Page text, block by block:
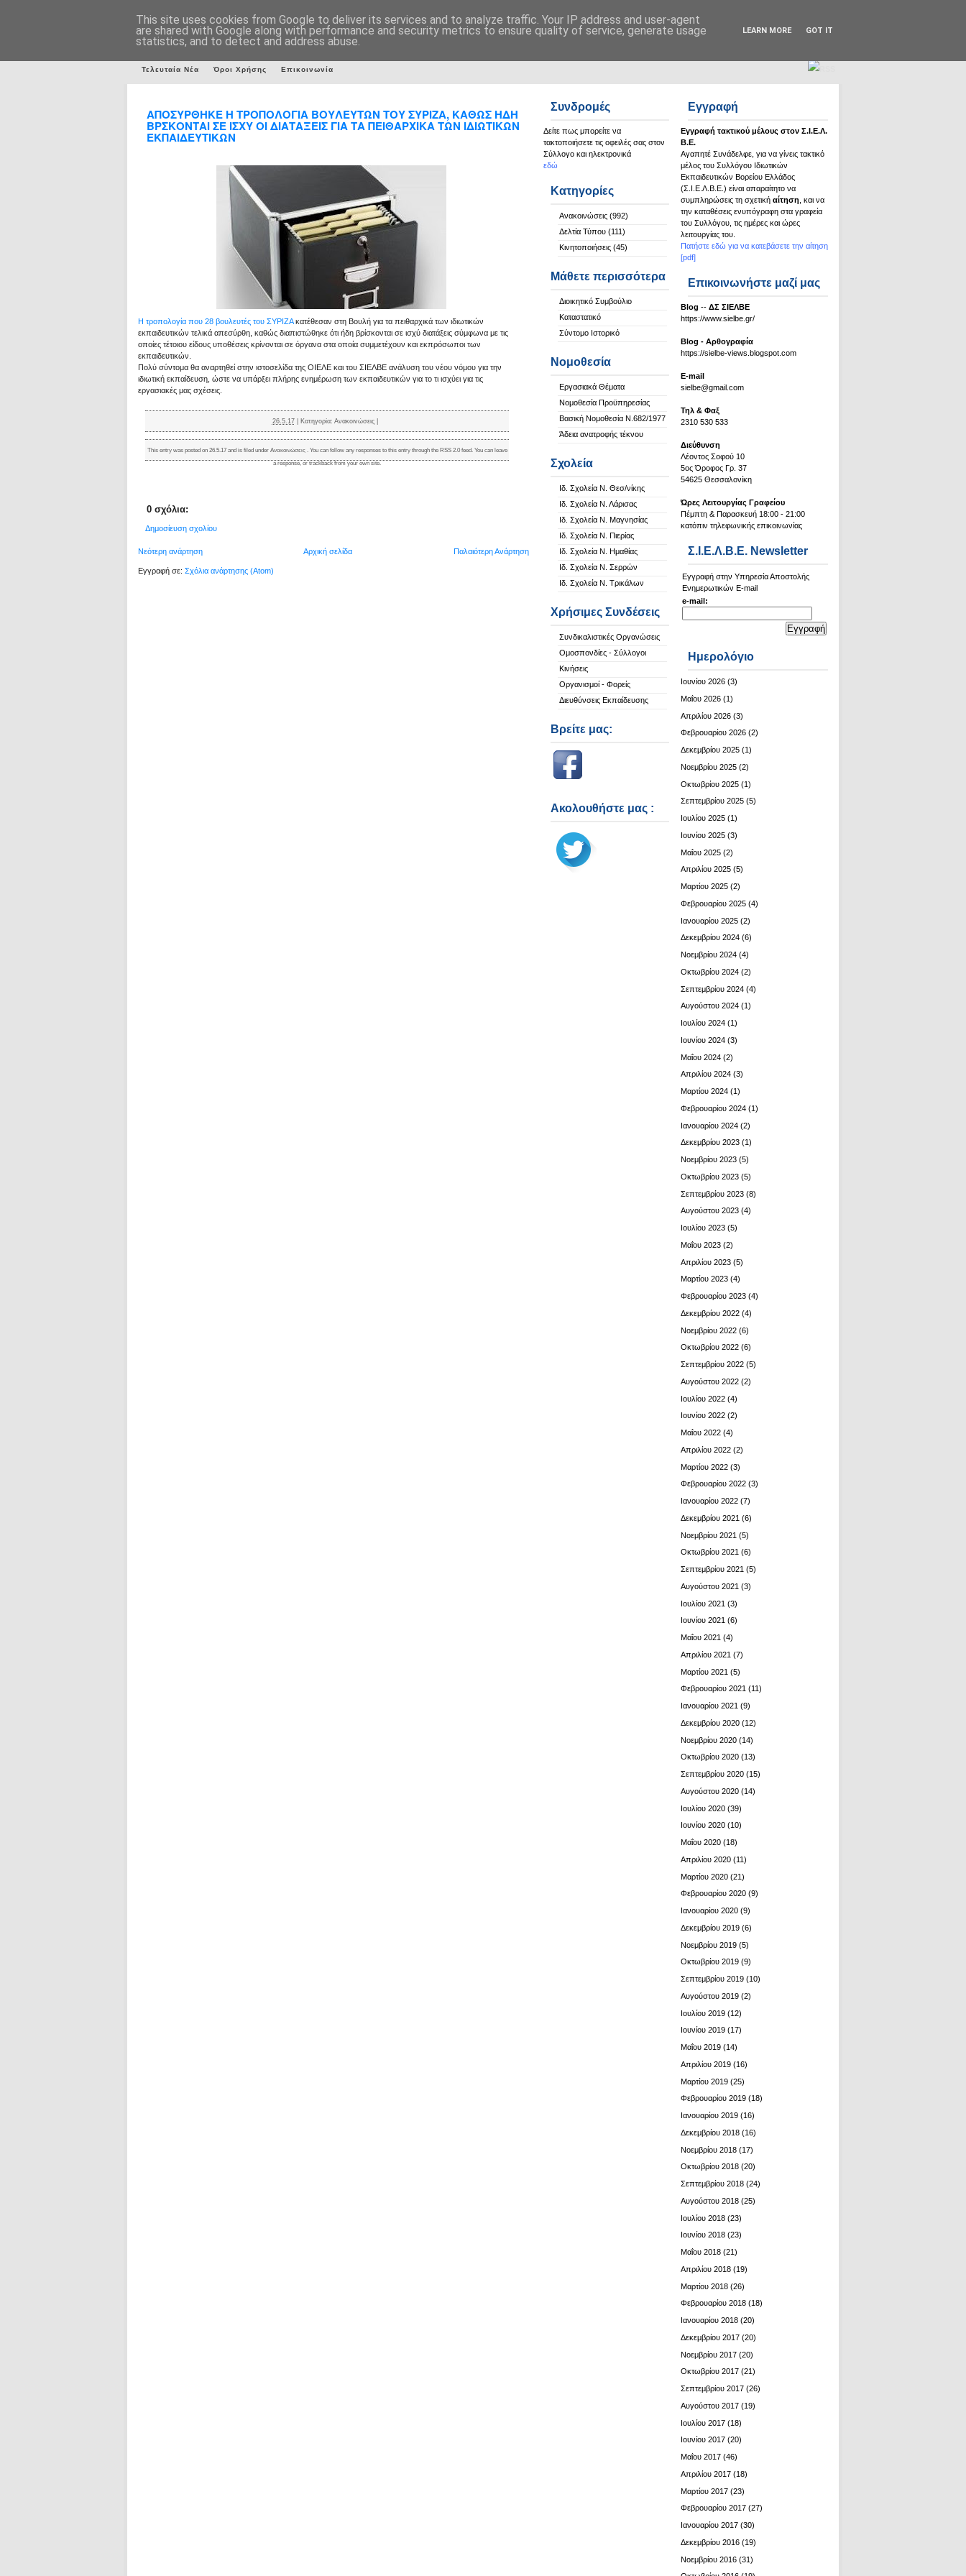
Σ.Ι.Ε.Λ.Β.Ε.
Τελευταία Νέα Όροι Χρήσης Επικοινωνία
Εγγραφή
Εγγραφή τακτικού μέλους στον Σ.Ι.Ε.Λ.
Β.Ε.
Αγαπητέ Συνάδελφε, για να γίνεις τακτικό
μέλος του Συλλόγου Ιδιωτικών
Εκπαιδευτικών Βορείου Ελλάδος
(Σ.Ι.Ε.Λ.Β.Ε.) είναι απαραίτητο να
συμπληρώσεις τη σχετική αίτηση , και να
την καταθέσεις ενυπόγραφη στα γραφεία
του Συλλόγου, τις ημέρες και ώρες
λειτουργίας του.
Πατήστε εδώ για να κατεβάσετε την αίτηση
[pdf]
Επικοινωνήστε μαζί μας
Βlog -- ΔΣ ΣΙΕΛΒΕ
https://www.sielbe.gr/
Blog - Αρθογραφία
https://sielbe-views.blogspot.com
Ε-mail
sielbe@gmail.com
Τηλ & Φαξ
2310 530 533
Διεύθυνση
Λέοντος Σοφού 10
5ος Όροφος Γρ. 37
54625 Θεσσαλονίκη
Ώρες Λειτουργίας Γραφείου
Πέμπτη & Παρασκευή 18:00 - 21:00
κατόπιν τηλεφωνικής επικοινωνίας
Σ.Ι.Ε.Λ.Β.Ε. Newsletter
Εγγραφή στην Υπηρεσία Αποστολής
Ενημερωτικών E-mail
e-mail:
Ημερολόγιο
Ιουνίου 2026 (3)
Μαΐου 2026 (1)
Απριλίου 2026 (3)
Φεβρουαρίου 2026 (2)
Δεκεμβρίου 2025 (1)
Νοεμβρίου 2025 (2)
Οκτωβρίου 2025 (1)
Σεπτεμβρίου 2025 (5)
Ιουλίου 2025 (1)
Ιουνίου 2025 (3)
Μαΐου 2025 (2)
Απριλίου 2025 (5)
Μαρτίου 2025 (2)
Φεβρουαρίου 2025 (4)
Ιανουαρίου 2025 (2)
Δεκεμβρίου 2024 (6)
Νοεμβρίου 2024 (4)
Οκτωβρίου 2024 (2)
Σεπτεμβρίου 2024 (4)
Αυγούστου 2024 (1)
Ιουλίου 2024 (1)
Ιουνίου 2024 (3)
Μαΐου 2024 (2)
Απριλίου 2024 (3)
Μαρτίου 2024 (1)
Φεβρουαρίου 2024 (1)
Ιανουαρίου 2024 (2)
Δεκεμβρίου 2023 (1)
Νοεμβρίου 2023 (5)
Οκτωβρίου 2023 (5)
Σεπτεμβρίου 2023 (8)
Αυγούστου 2023 (4)
Ιουλίου 2023 (5)
Μαΐου 2023 (2)
Απριλίου 2023 (5)
Μαρτίου 2023 (4)
Φεβρουαρίου 2023 (4)
Δεκεμβρίου 2022 (4)
Νοεμβρίου 2022 (6)
Οκτωβρίου 2022 (6)
Σεπτεμβρίου 2022 (5)
Αυγούστου 2022 (2)
Ιουλίου 2022 (4)
Ιουνίου 2022 (2)
Μαΐου 2022 (4)
Απριλίου 2022 (2)
Μαρτίου 2022 (3)
Φεβρουαρίου 2022 (3)
Ιανουαρίου 2022 (7)
Δεκεμβρίου 2021 (6)
Νοεμβρίου 2021 (5)
Οκτωβρίου 2021 (6)
Σεπτεμβρίου 2021 (5)
Αυγούστου 2021 (3)
Ιουλίου 2021 (3)
Ιουνίου 2021 (6)
Μαΐου 2021 (4)
Απριλίου 2021 (7)
Μαρτίου 2021 (5)
Φεβρουαρίου 2021 (11)
Ιανουαρίου 2021 (9)
Δεκεμβρίου 2020 (12)
Νοεμβρίου 2020 (14)
Οκτωβρίου 2020 (13)
Σεπτεμβρίου 2020 (15)
Αυγούστου 2020 (14)
Ιουλίου 2020 (39)
Ιουνίου 2020 (10)
Μαΐου 2020 (18)
Απριλίου 2020 (11)
Μαρτίου 2020 (21)
Φεβρουαρίου 2020 (9)
Ιανουαρίου 2020 (9)
Δεκεμβρίου 2019 (6)
Νοεμβρίου 2019 (5)
Οκτωβρίου 2019 (9)
Σεπτεμβρίου 2019 (10)
Αυγούστου 2019 (2)
Ιουλίου 2019 (12)
Ιουνίου 2019 (17)
Μαΐου 2019 (14)
Απριλίου 2019 (16)
Μαρτίου 2019 (25)
Φεβρουαρίου 2019 (18)
Ιανουαρίου 2019 (16)
Δεκεμβρίου 2018 (16)
Νοεμβρίου 2018 (17)
Οκτωβρίου 2018 (20)
Σεπτεμβρίου 2018 (24)
Αυγούστου 2018 (25)
Ιουλίου 2018 (23)
Ιουνίου 2018 (23)
Μαΐου 2018 (21)
Απριλίου 2018 (19)
Μαρτίου 2018 (26)
Φεβρουαρίου 2018 (18)
Ιανουαρίου 2018 (20)
Δεκεμβρίου 2017 (20)
Νοεμβρίου 2017 (20)
Οκτωβρίου 2017 (21)
Σεπτεμβρίου 2017 (26)
Αυγούστου 2017 (19)
Ιουλίου 2017 (18)
Ιουνίου 2017 (20)
Μαΐου 2017 (46)
Απριλίου 2017 (18)
Μαρτίου 2017 (23)
Φεβρουαρίου 2017 (27)
Ιανουαρίου 2017 (30)
Δεκεμβρίου 2016 (19)
Νοεμβρίου 2016 (31)
Συνδρομές
Δείτε πως μπορείτε να
τακτοποιήσετε τις οφειλές σας στον
Σύλλογο και ηλεκτρονικά
εδώ
Κατηγορίες
Ανακοινώσεις (992)
Δελτία Τύπου (111)
Κινητοποιήσεις (45)
Μάθετε περισσότερα
Διοικητικό Συμβούλιο
Καταστατικό
Σύντομο Ιστορικό
Νομοθεσία
Εργασιακά Θέματα
Νομοθεσία Προϋπηρεσίας
Βασική Νομοθεσία Ν.682/1977
Άδεια ανατροφής τέκνου
Σχολεία
Ιδ. Σχολεία Ν. Θεσ/νίκης
Ιδ. Σχολεία Ν. Λάρισας
Ιδ. Σχολεία Ν. Μαγνησίας
Ιδ. Σχολεία Ν. Πιερίας
Ιδ. Σχολεία Ν. Ημαθίας
Ιδ. Σχολεία Ν. Σερρών
Ιδ. Σχολεία Ν. Τρικάλων
Χρήσιμες Συνδέσεις
Συνδικαλιστικές Οργανώσεις
Ομοσπονδίες - Σύλλογοι
Κινήσεις
Οργανισμοί - Φορείς
Διευθύνσεις Εκπαίδευσης
Βρείτε μας:
Ακολουθήστε μας :
ΑΠΟΣΥΡΘΗΚΕ Η ΤΡΟΠΟΛΟΓΙΑ ΒΟΥΛΕΥΤΩΝ ΤΟΥ ΣΥΡΙΖΑ, ΚΑΘΩΣ ΗΔΗ
ΒΡΣΚΟΝΤΑΙ ΣΕ ΙΣΧΥ ΟΙ ΔΙΑΤΑΞΕΙΣ ΓΙΑ ΤΑ ΠΕΙΘΑΡΧΙΚΑ ΤΩΝ ΙΔΙΩΤΙΚΩΝ
ΕΚΠΑΙΔΕΥΤΙΚΩΝ
Η τροπολογία που 28 βουλευτές του ΣΥΡΙΖΑκατέθεσαν στη Βουλή για τα πειθαρχικά των ιδιωτικών
εκπαιδευτικών τελικά απεσύρθη, καθώς διαπιστώθηκε ότι ήδη βρίσκονται σε ισχύ διατάξεις σύμφωνα με τις
οποίες τέτοιου είδους υποθέσεις κρίνονται σε όργανα στα οποία συμμετέχουν και εκπρόσωποι των
εκπαιδευτικών.
Πολύ σύντομα θα αναρτηθεί στην ιστοσελίδα της ΟΙΕΛΕ και του ΣΙΕΛΒΕ ανάλυση του νέου νόμου για την
ιδιωτική εκπαίδευση, ώστε να υπάρξει πλήρης ενημέρωση των εκπαιδευτικών για το τι ισχύει για τις
εργασιακές μας σχέσεις.
26.5.17 Κατηγορία: Ανακοινώσεις
This entry was posted on 26.5.17 and is filed under Ανακοινώσεις. You can follow any responses to this entry through the RSS 2.0feed. You can leave
a response, ortrackback from your own site.
0 σχόλια:
Δημοσίευση σχολίου
Νεότερη ανάρτηση Παλαιότερη Ανάρτηση
Αρχική σελίδα
Εγγραφή σε: Σχόλια ανάρτησης (Atom)
This site uses cookies from Google to deliver its services and to analyze traffic. Your IP address and user-agent
are shared with Google along with performance and security metrics to ensure quality of service, generate usage
statistics, and to detect and address abuse.
LEARN MORE GOT IT